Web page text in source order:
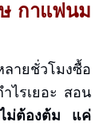
กาแฟนม
ายชั่วโมงซื้อ
ไรเยอะ สอน
ไม่ต้องต้ม แค่